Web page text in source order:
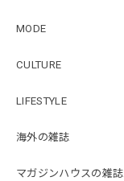
MODE
CULTURE
LIFESTYLE
海外の雑誌
マガジンハウスの雑誌